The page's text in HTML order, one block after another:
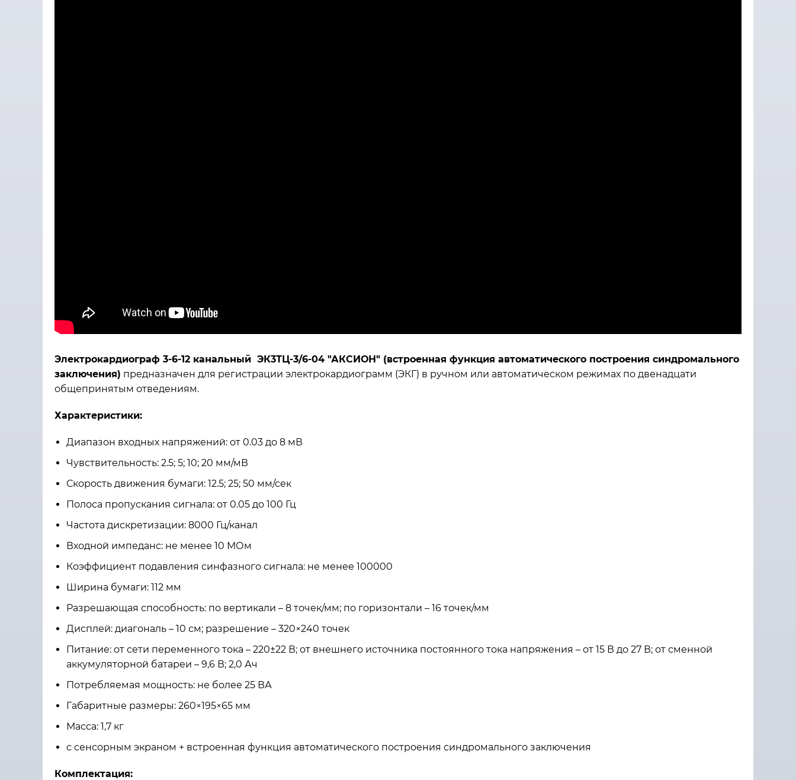
Электрокардиограф 3-6-12 канальный ЭК3ТЦ-3/6-04 "АКСИОН" (встроенная функция автоматического построения синдромального
заключения) предназначен для регистрации электрокардиограмм (ЭКГ) в ручном или автоматическом режимах по двенадцати
общепринятым отведениям.
Характеристики:
Диапазон входных напряжений: от 0.03 до 8 мВ
Чувствительность: 2.5; 5; 10; 20 мм/мВ
Скорость движения бумаги: 12.5; 25; 50 мм/сек
Полоса пропускания сигнала: от 0.05 до 100 Гц
Частота дискретизации: 8000 Гц/канал
Входной импеданс: не менее 10 МОм
Коэффициент подавления синфазного сигнала: не менее 100000
Ширина бумаги: 112 мм
Разрешающая способность: по вертикали – 8 точек/мм; по горизонтали – 16 точек/мм
Дисплей: диагональ – 10 см; разрешение – 320×240 точек
Питание: от сети переменного тока – 220±22 В; от внешнего источника постоянного тока напряжения – от 15 В до 27 В; от сменной
аккумуляторной батареи – 9,6 В; 2,0 Ач
Потребляемая мощность: не более 25 ВА
Габаритные размеры: 260×195×65 мм
Масса: 1,7 кг
с сенсорным экраном + встроенная функция автоматического построения синдромального заключения
Комплектация: